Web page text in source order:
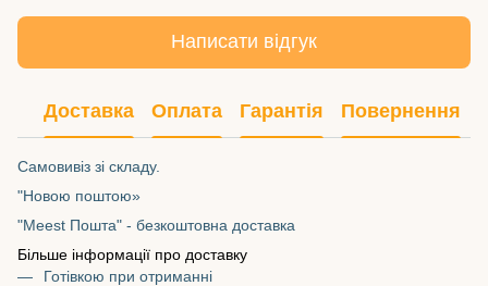
Написати відгук
Доставка Оплата Гарантія Повернення
Самовивіз зі складу.
"Новою поштою»
"Meest Пошта" - безкоштовна доставка
Більше інформації про доставку
Готівкою при отриманні